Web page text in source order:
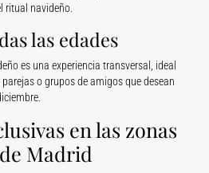
ritual navideño.
las edades
es una experiencia transversal, ideal
o grupos de amigos que desean
en las zonas
Madrid